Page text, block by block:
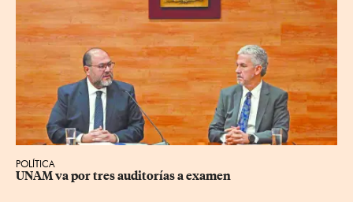
POLÍTICA
UNAM va por tres auditorías a examen